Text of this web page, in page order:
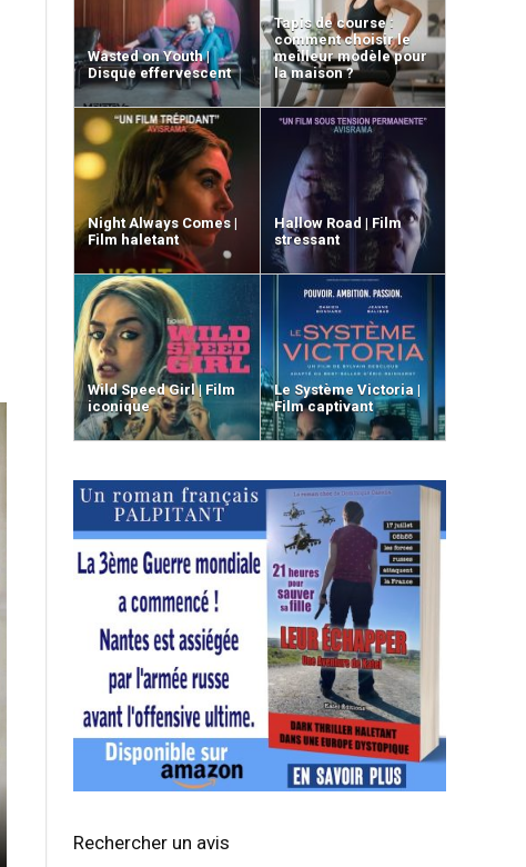
Wasted on Youth |
Disque effervescent
Tapis de course :
comment choisir le
meilleur modèle pour
la maison ?
Night Always Comes |
Film haletant
Hallow Road | Film
stressant
Wild Speed Girl | Film
iconique
Le Système Victoria |
Film captivant
Rechercher un avis